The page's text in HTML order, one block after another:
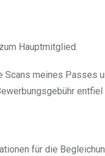
Hauptmitglied.
meines Passes
für die